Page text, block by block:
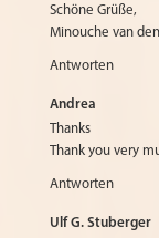
Schöne Grüße,
Minouche van
Antworten
Andrea
Thanks
Thank you very
Antworten
Ulf G. Stuberger